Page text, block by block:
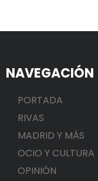
NAVEGACIÓN
PORTADA
RIVAS
MADRID Y MÁS
OCIO Y CULTURA
OPINIÓN